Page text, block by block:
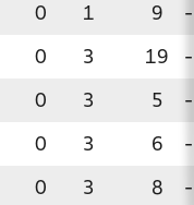
0 1 9 -
0 3 19 -
0 3 5 -
0 3 6 -
0 3 8 -